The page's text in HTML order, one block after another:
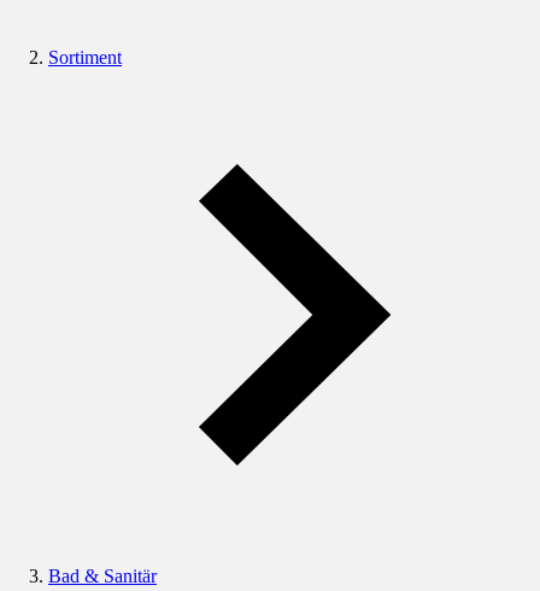
Sortiment
Bad & Sanitär